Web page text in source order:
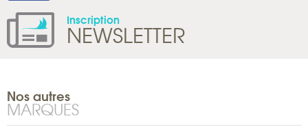
Inscription
NEWSLETTER
Nos autres
MARQUES